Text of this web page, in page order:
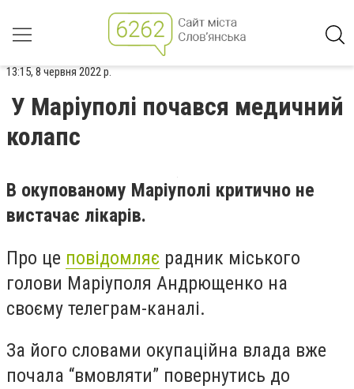
13:15, 8 червня 2022 р.
У Маріуполі почався медичний
колапс
В окупованому Маріуполі критично не
вистачає лікарів.
Про це повідомляє радник міського
голови Маріуполя Андрющенко на
своєму телеграм-каналі.
За його словами окупаційна влада вже
почала “вмовляти” повернутись до